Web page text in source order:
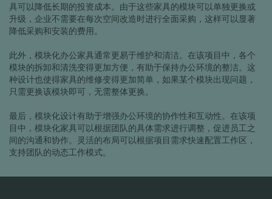
具可以降低长期的投资成本。由于这些家具的模块可以单独更换或
升级，企业不需要在每次空间改造时进行全面采购，这样可以显著
降低采购和安装的费用。
此外，模块化办公家具通常更易于维护和清洁。在该项目中，各个
模块的拆卸和清洗变得更加方便，有助于保持办公环境的整洁。这
种设计也使得家具的维修变得更加简单，如果某个模块出现问题，
只需更换该模块即可，无需整体更换。
最后，模块化设计有助于增强办公环境的协作性和互动性。在该项
目中，模块化家具可以根据团队的具体需求进行调整，促进员工之
间的沟通和协作。灵活的布局可以根据项目需求快速配置工作区，
支持团队的动态工作模式。